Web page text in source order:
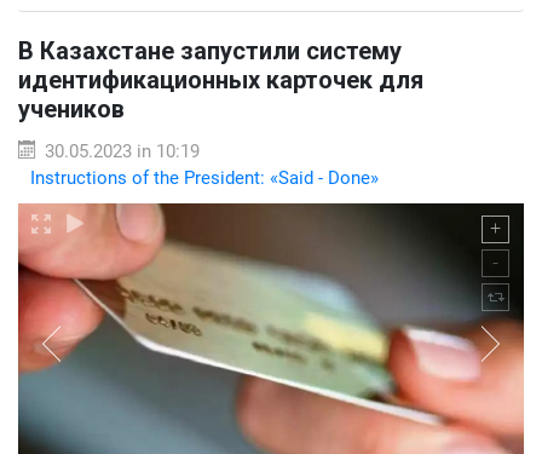
В Казахстане запустили систему
идентификационных карточек для
учеников
30.05.2023 in 10:19
Instructions of the President: «Said - Done»